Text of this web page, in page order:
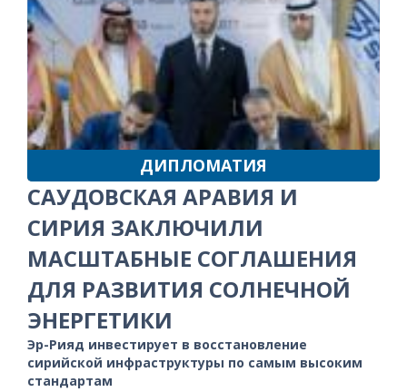
ДИПЛОМАТИЯ
САУДОВСКАЯ АРАВИЯ И
СИРИЯ ЗАКЛЮЧИЛИ
МАСШТАБНЫЕ СОГЛАШЕНИЯ
ДЛЯ РАЗВИТИЯ СОЛНЕЧНОЙ
ЭНЕРГЕТИКИ
Эр-Рияд инвестирует в восстановление
сирийской инфраструктуры по самым высоким
стандартам